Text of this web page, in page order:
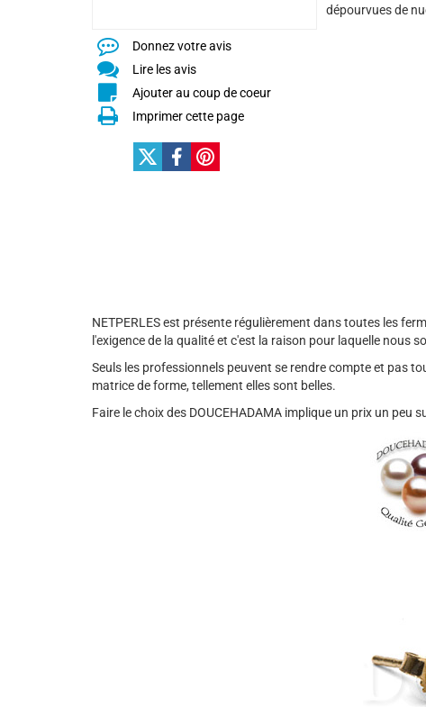
Donnez votre avis
Lire les avis
Ajouter au coup de coeur
Imprimer cette page
dépourvues de
NETPERLES est présente régulièrement dans toutes les
l'exigence de la qualité et c'est la raison pour laquelle nous
Seuls les professionnels peuvent se rendre compte et pas
matrice de forme, tellement elles sont belles.
Faire le choix des DOUCEHADAMA implique un prix un